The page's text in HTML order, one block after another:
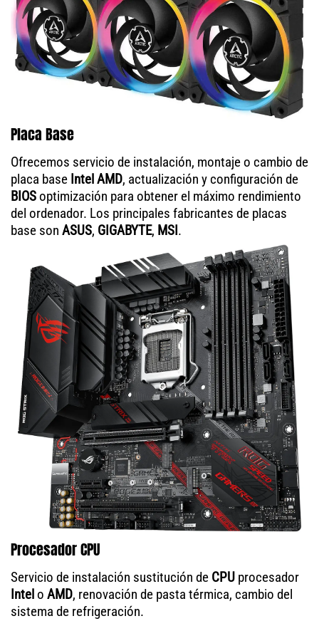
Placa Base
Ofrecemos servicio de instalación, montaje o cambio de
placa base Intel AMD, actualización y configuración de
BIOSoptimización para obtener el máximo rendimiento
del ordenador. Los principales fabricantes de placas
base son ASUS, GIGABYTE, MSI.
Procesador CPU
Servicio de instalación sustitución de CPU procesador
Intelo AMD, renovación de pasta térmica, cambio del
sistema de refrigeración.